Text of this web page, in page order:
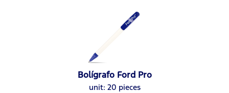
Bolígrafo Ford Pro
unit: 20 pieces